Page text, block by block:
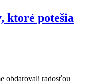
ktoré potešia
obdarovali radosťou